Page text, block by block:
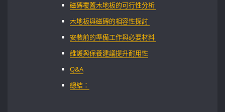
磁磚覆蓋木地板的可行性分析 ⁤
木地板與磁磚的相容性探討 ‍
安裝前的準備工作與必要材料 ‌
維護與保養建議提升耐用性
Q&A
總結：